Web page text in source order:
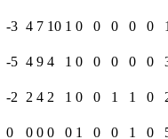
-3 4 7 10 1 0 0 0 0 0
-5 4 9 4 1 0 0 0 0 0
-2 2 4 2 1 0 0 1 1 0
0 0 0 0 0 1 0 0 1 0